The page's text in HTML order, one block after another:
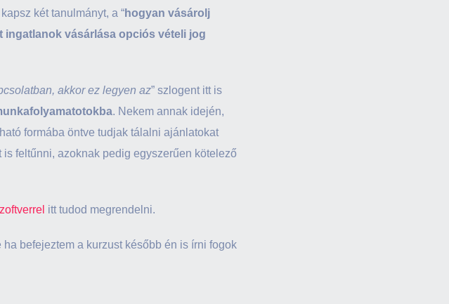
két tanulmányt, a “hogyan vásárolj
ingatlanok vásárlása opciós vételi jog
akkor ez legyen az” szlogent itt is
. Nekem annak idején,
formába öntve tudjak tálalni ajánlatokat
feltűnni, azoknak pedig egyszerűen kötelező
itt tudod megrendelni.
ha befejeztem a kurzust később én is írni fogok